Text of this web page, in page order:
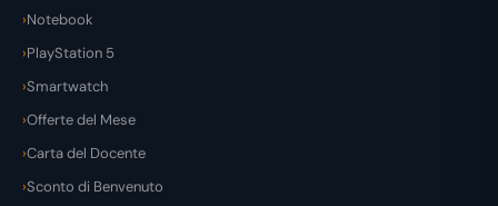
Notebook
PlayStation 5
Smartwatch
Offerte del Mese
Carta del Docente
Sconto di Benvenuto